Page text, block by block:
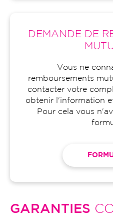
DEMANDE DE
Vous ne
remboursements
contacter votre
obtenir l'information
Pour cela vous
GARANTIES